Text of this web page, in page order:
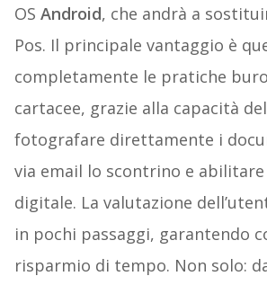
OS Android, che andrà a
Pos. Il principale vantaggio è
completamente le pratiche
cartacee, grazie alla capacità
fotografare direttamente i
via email lo scontrino e
digitale. La valutazione
in pochi passaggi, garantendo
risparmio di tempo. Non solo: